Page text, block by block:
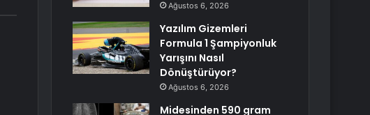
Ağustos 6, 2026
Yazılım Gizemleri
Formula 1 Şampiyonluk
Yarışını Nasıl
Dönüştürüyor?
Ağustos 6, 2026
Midesinden 590 gram